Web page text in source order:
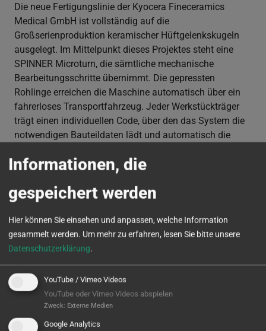
Die neue Fertigungslinie der Kyocera Fineceramics
Medical GmbH ist vollständig auf die
Großserienproduktion keramischer Hüftgelenkskugeln
ausgelegt. Im Mittelpunkt dieses Projektes steht eine
SPINNER Microturn, die sämtliche mechanische
Bearbeitungsschritte übernimmt. Die gepressten
Rohlinge erreichen die Maschine automatisch über ein
fahrerloses Transportfahrzeug. Jeder Werkstückträger
trägt einen individuellen Code, über den das System die
notwendigen Bauteildaten lädt und automatisch die
Prozesse werden diese Informationen vollständig
zurückgemeldet – für maximale Rückverfolgbarkeit.
Keramische Materialien stellen besondere
Anforderungen: Spannung und Staub spielen eine
zentrale Rolle. Gemeinsam mit dem Kunden wurde eine
Lösung entwickelt – inklusive einer integrierten
Staubabsaugung sowie einer Vakuumspanntechnik, die
trotz sensibler Werkstoffe hohe Zustellungen und kurze
Taktzeiten ermöglicht.
Das Ergebnis ist eine hochmoderne, durchgängig
Informationen, die
gespeichert werden
Hier können Sie einsehen und anpassen, welche Information
gesammelt werden. Um mehr zu erfahren, lesen Sie bitte unsere
Datenschutzerklärung.
YouTube / Vimeo Videos
YouTube oder Vimeo Videos abspielen
Zweck: Externe Medien
Google Analytics